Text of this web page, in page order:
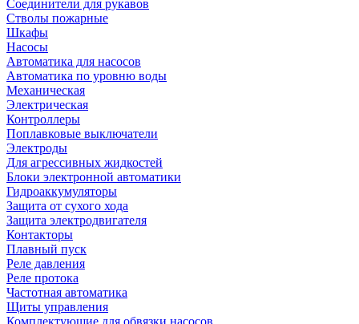
Соединители для рукавов
Стволы пожарные
Шкафы
Насосы
Автоматика для насосов
Автоматика по уровню воды
Механическая
Электрическая
Контроллеры
Поплавковые выключатели
Электроды
Для агрессивных жидкостей
Блоки электронной автоматики
Гидроаккумуляторы
Защита от сухого хода
Защита электродвигателя
Контакторы
Плавный пуск
Реле давления
Реле протока
Частотная автоматика
Щиты управления
Комплектующие для обвязки насосов